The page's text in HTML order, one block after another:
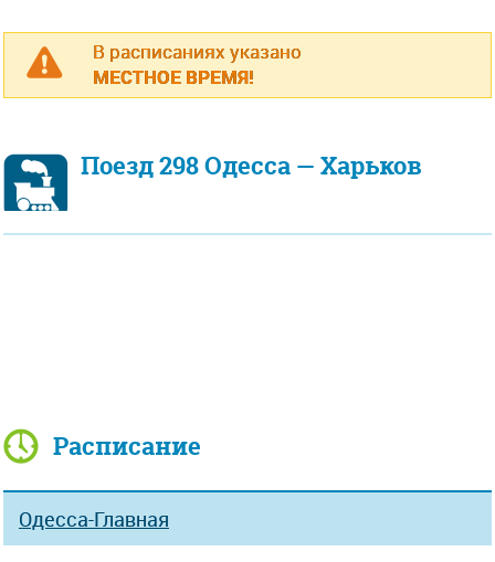
В расписаниях указано
МЕСТНОЕ ВРЕМЯ!
Поезд 298 Одесса — Харьков
Расписание
Одесса-Главная